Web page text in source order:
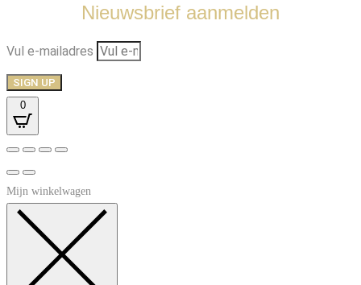
Nieuwsbrief aanmelden
Vul e-mailadres
SIGN UP
0
Mijn winkelwagen